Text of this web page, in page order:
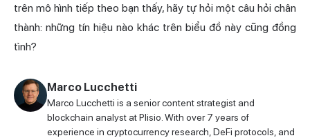
trên mô hình tiếp theo bạn thấy, hãy tự hỏi một câu hỏi chân
thành: những tín hiệu nào khác trên biểu đồ này cũng đồng
tình?
Marco Lucchetti
Marco Lucchetti is a senior content strategist and
blockchain analyst at Plisio. With over 7 years of
experience in cryptocurrency research, DeFi protocols, and